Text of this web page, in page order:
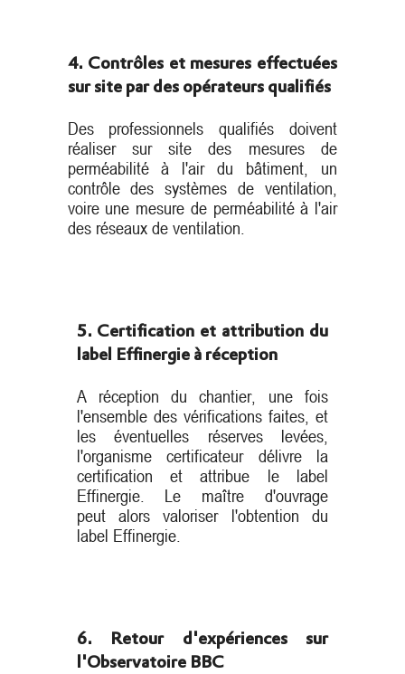
4. Contrôles et mesures effectuées
sur site par des opérateurs qualifiés
Des professionnels qualifiés doivent
réaliser sur site des mesures de
perméabilité à l'air du bâtiment, un
contrôle des systèmes de ventilation,
voire une mesure de perméabilité à l'air
des réseaux de ventilation.
5. Certification et attribution du
label Effinergie à réception
A réception du chantier, une fois
l'ensemble des vérifications faites, et
les éventuelles réserves levées,
l'organisme certificateur délivre la
certification et attribue le label
Effinergie. Le maître d'ouvrage
peut alors valoriser l'obtention du
label Effinergie.
6. Retour d'expériences sur
l'Observatoire BBC